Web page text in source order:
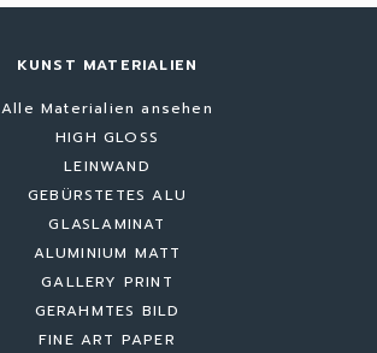
KUNST MATERIALIEN
Alle Materialien ansehen
HIGH GLOSS
LEINWAND
GEBÜRSTETES ALU
GLASLAMINAT
ALUMINIUM MATT
GALLERY PRINT
GERAHMTES BILD
FINE ART PAPER